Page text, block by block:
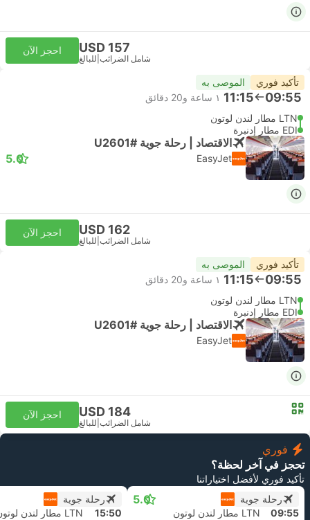
USD 157
شامل الضرائب للبالغ
احجز الآن
تأكيد فوري الموصى به
09:55
11:15 ١ ساعة و‫20 دقائق
LTN مطار لندن لوتون
EDI مطار إدنبرة
الاقتصاد | رحلة جوية #U2601
EasyJet
5.0
USD 162
شامل الضرائب للبالغ
احجز الآن
تأكيد فوري الموصى به
09:55
11:15 ١ ساعة و‫20 دقائق
LTN مطار لندن لوتون
EDI مطار إدنبرة
الاقتصاد | رحلة جوية #U2601
EasyJet
USD 184
شامل الضرائب للبالغ
احجز الآن
فوري
تحجز في آخر لحظة؟
تأكيد فوري لأفضل اختياراتنا
رحلة جوية
5.0
09:55 LTN مطار لندن لوتون
رحلة جوية
15:50
LTN مطار لندن لوتون